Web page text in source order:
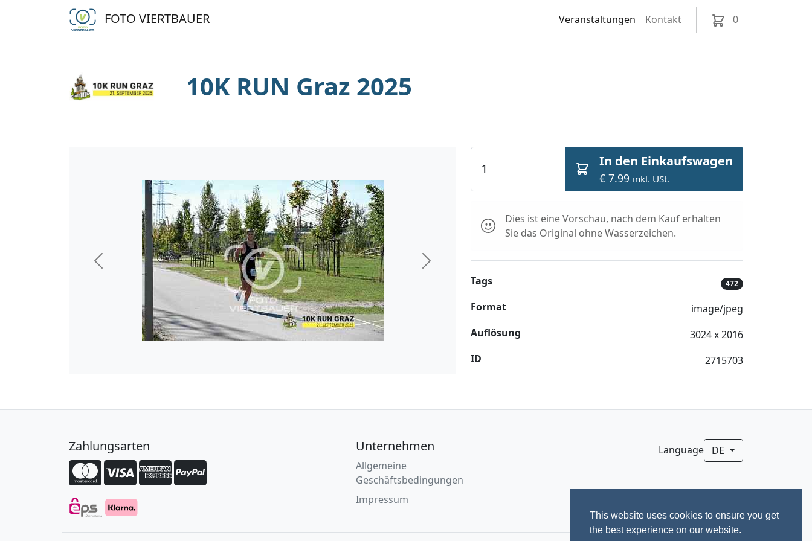
This website uses cookies to ensure you get
the best experience on our website.
FOTO VIERTBAUER Veranstaltungen Kontakt 0
10K RUN Graz 2025
Previous Next
In den Einkaufswagen
€ 7.99 inkl. USt.
Dies ist eine Vorschau, nach dem Kauf erhalten
Sie das Original ohne Wasserzeichen.
Tags 472
Format
image/jpeg
Auflösung
3024 x 2016
ID
2715703
Zahlungsarten Unternehmen
Allgemeine
Geschäftsbedingungen
Impressum
Language DE